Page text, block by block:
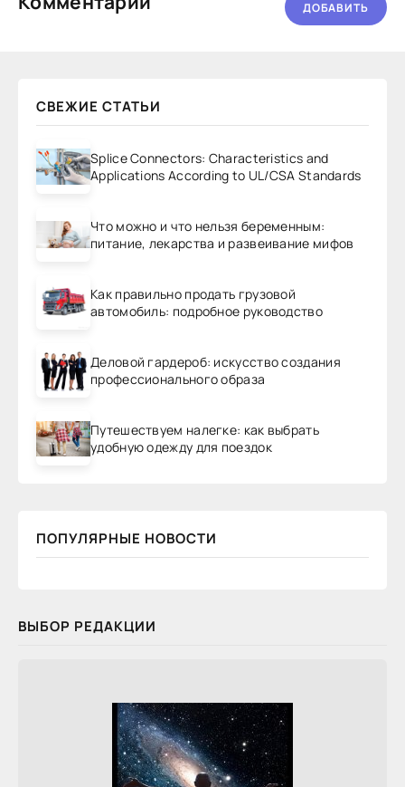
ДОБАВИТЬ
СВЕЖИЕ СТАТЬИ
Splice Connectors: Characteristics and
Applications According to UL/CSA Standards
Что можно и что нельзя беременным:
питание, лекарства и развеивание мифов
Как правильно продать грузовой
автомобиль: подробное руководство
Деловой гардероб: искусство создания
профессионального образа
Путешествуем налегке: как выбрать
удобную одежду для поездок
ПОПУЛЯРНЫЕ НОВОСТИ
ВЫБОР РЕДАКЦИИ